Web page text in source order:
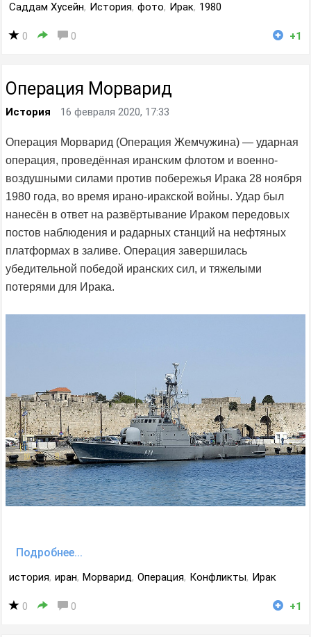
Саддам Хусейн, История, фото, Ирак, 1980
0 0 +1
Операция Морварид
История 16 февраля 2020, 17:33
Операция Морварид (Операция Жемчужина) — ударная
операция, проведённая иранским флотом и военно-
воздушными силами против побережья Ирака 28 ноября
1980 года, во время ирано-иракской войны. Удар был
нанесён в ответ на развёртывание Ираком передовых
постов наблюдения и радарных станций на нефтяных
платформах в заливе. Операция завершилась
убедительной победой иранских сил, и тяжелыми
потерями для Ирака.
Подробнее...
история, иран, Морварид, Операция, Конфликты, Ирак
0 0 +1